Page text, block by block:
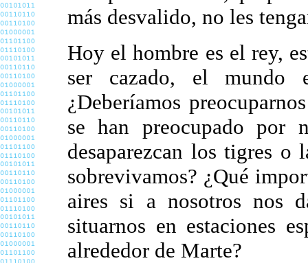
más desvalido, no les
Hoy el hombre es el rey,
ser cazado, el mundo
¿Deberíamos
se han preocupado por
desaparezcan los tigres o
sobrevivamos? ¿Qué
aires si a nosotros nos
situarnos en estaciones
alrededor de Marte?